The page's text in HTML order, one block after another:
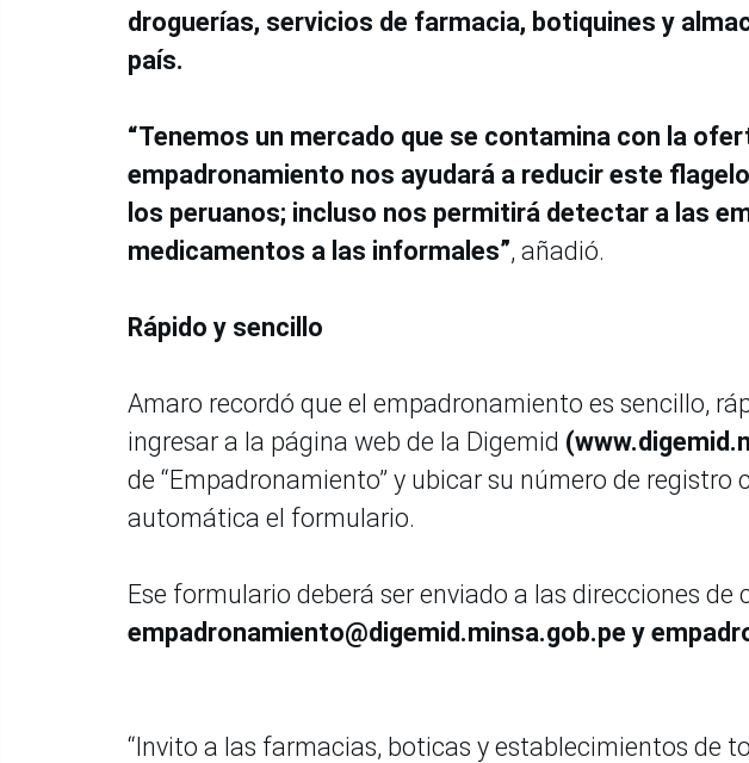
droguerías, servicios de farmacia, botiquines y
país.
“Tenemos un mercado que se contamina con la
empadronamiento nos ayudará a reducir este
los peruanos; incluso nos permitirá detectar a las
medicamentos a las informales”, añadió.
Rápido y sencillo
Amaro recordó que el empadronamiento es sencillo,
ingresar a la página web de la Digemid
de “Empadronamiento” y ubicar su número de registro
automática el formulario.
Ese formulario deberá ser enviado a las direcciones de
empadronamiento@digemid.minsa.gob.pe y
“Invito a las farmacias, boticas y establecimientos de